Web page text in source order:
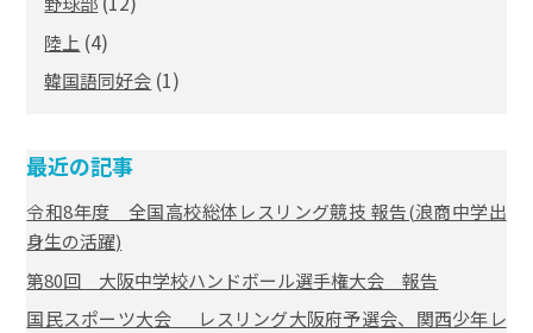
陸上 (4)
韓国語同好会 (1)
最近の記事
令和8年度 全国高校総体レスリング競技 報告(浪商中学出
身生の活躍)
第80回 大阪中学校ハンドボール選手権大会 報告
国民スポーツ大会 レスリング大阪府予選会、関西少年レ